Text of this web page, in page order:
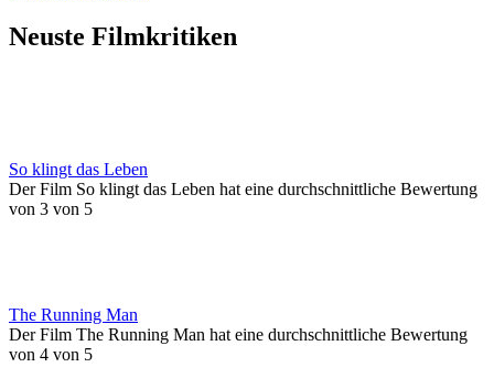
Neuste Filmkritiken
So klingt das Leben
Der Film So klingt das Leben hat eine durchschnittliche Bewertung
von 3 von 5
The Running Man
Der Film The Running Man hat eine durchschnittliche Bewertung
von 4 von 5